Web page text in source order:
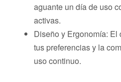
aguante un día de uso
activas.
Diseño y Ergonomía:
tus preferencias y la
uso continuo.